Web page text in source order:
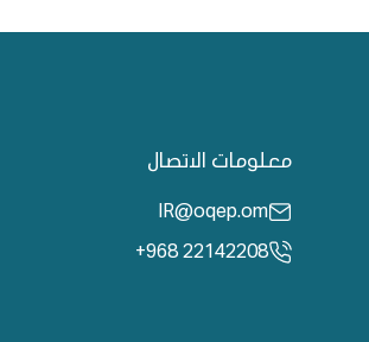
معلومات الاتصال
IR@oqep.om
+968 22142208